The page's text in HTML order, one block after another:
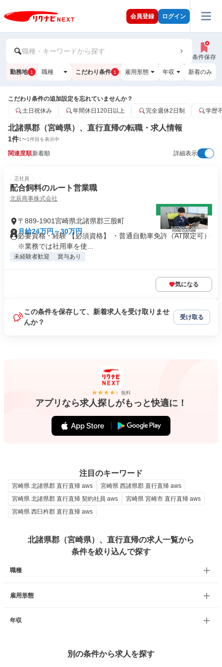
会員登録 ログイン
職種・キーワードから探す
条件保存
勤務地 1 職種 こだわり条件 1 雇用形態 年収 新着のみ
こだわり条件の追加設定を忘れていませんか？
土日祝休み
年間休日120日以上 完全週休2日制 学歴
北諸県郡（宮崎県）、直行直帰の転職・求人情報
1件1〜1件目を表示中
関連度順新着順 詳細表示
正社員
配合飼料のルート営業職
北辰商事株式会社
〒889-1901宮崎県北諸県郡三股町
月給24万円～30万円
必要資格・経験 【必須資格】 ・普通自動車免許（AT限定可）
※業務では社用車を使...
未経験者歓迎 賞与あり
気になる
この条件を保存して、新着求人を受け取りませ
んか？
受け取る
無料
アプリなら求人探しがもっと快適に！
注目のキーワード
宮崎県 北諸県郡 直行直帰 aws
宮崎県 西諸県郡 直行直帰 aws
宮崎県 北諸県郡 直行直帰 契約社員 aws
宮崎県 宮崎市 直行直帰 aws
宮崎県 西臼杵郡 直行直帰 aws
北諸県郡（宮崎県）、直行直帰の求人一覧から
条件を絞り込んで探す
職種
雇用形態
年収
別の条件から求人を探す